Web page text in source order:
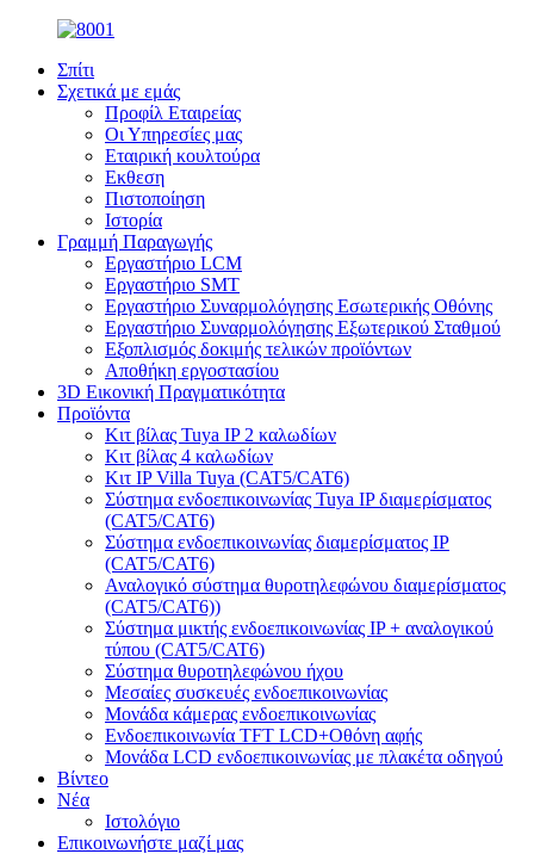
Σπίτι
Σχετικά με εμάς
Προφίλ Εταιρείας
Οι Υπηρεσίες μας
Εταιρική κουλτούρα
Εκθεση
Πιστοποίηση
Ιστορία
Γραμμή Παραγωγής
Εργαστήριο LCM
Εργαστήριο SMT
Εργαστήριο Συναρμολόγησης Εσωτερικής Οθόνης
Εργαστήριο Συναρμολόγησης Εξωτερικού Σταθμού
Εξοπλισμός δοκιμής τελικών προϊόντων
Αποθήκη εργοστασίου
3D Εικονική Πραγματικότητα
Προϊόντα
Κιτ βίλας Tuya IP 2 καλωδίων
Κιτ βίλας 4 καλωδίων
Κιτ IP Villa Tuya (CAT5/CAT6)
Σύστημα ενδοεπικοινωνίας Tuya IP διαμερίσματος
(CAT5/CAT6)
Σύστημα ενδοεπικοινωνίας διαμερίσματος IP
(CAT5/CAT6)
Αναλογικό σύστημα θυροτηλεφώνου διαμερίσματος
(CAT5/CAT6))
Σύστημα μικτής ενδοεπικοινωνίας IP + αναλογικού
τύπου (CAT5/CAT6)
Σύστημα θυροτηλεφώνου ήχου
Μεσαίες συσκευές ενδοεπικοινωνίας
Μονάδα κάμερας ενδοεπικοινωνίας
Ενδοεπικοινωνία TFT LCD+Οθόνη αφής
Μονάδα LCD ενδοεπικοινωνίας με πλακέτα οδηγού
Βίντεο
Νέα
Ιστολόγιο
Επικοινωνήστε μαζί μας